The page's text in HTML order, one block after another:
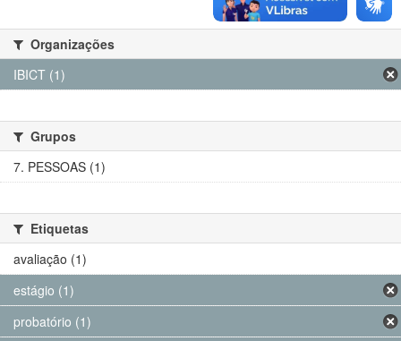
Organizações
IBICT (1)
Grupos
7. PESSOAS (1)
Etiquetas
avaliação (1)
estágio (1)
probatório (1)